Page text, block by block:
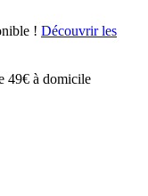
! Découvrir les
49€ à domicile